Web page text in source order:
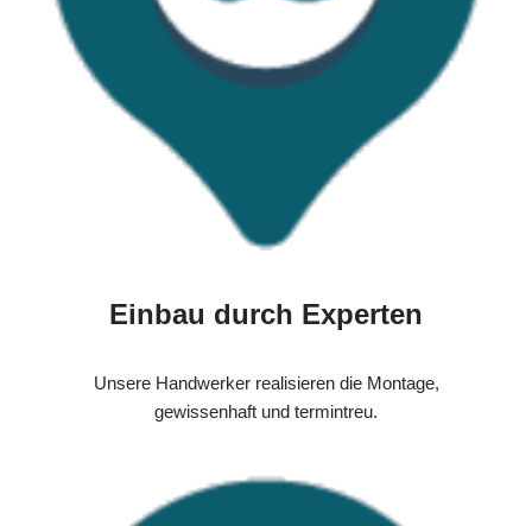
Einbau durch Experten
Unsere Handwerker realisieren die Montage,
gewissenhaft und termintreu.